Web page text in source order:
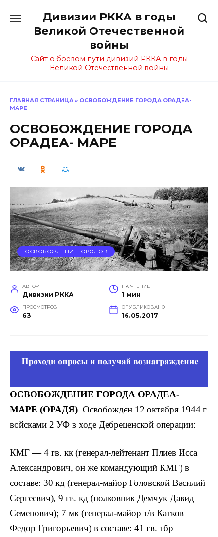
содержанию
Дивизии РККА в годы
Великой Отечественной
войны
Сайт о боевом пути дивизий РККА в годы
Великой Отечественной войны
ГЛАВНАЯ СТРАНИЦА » ОСВОБОЖДЕНИЕ ГОРОДА ОРАДЕА-
МАРЕ
ОСВОБОЖДЕНИЕ ГОРОДА
ОРАДЕА- МАРЕ
ОСВОБОЖДЕНИЕ ГОРОДОВ
АВТОР
Дивизии РККА
НА ЧТЕНИЕ
1 мин
ПРОСМОТРОВ
63
ОПУБЛИКОВАНО
16.05.2017
ОСВОБОЖДЕНИЕ ГОРОДА ОРАДЕА-
МАРЕ (ОРАДЯ). Освобожден 12 октября 1944 г.
войсками 2 УФ в ходе Дебреценской операции:
КМГ — 4 гв. кк (генерал-лейтенант Плиев Исса
Александрович, он же командующий КМГ) в
составе: 30 кд (генерал-майор Головской Василий
Сергеевич), 9 гв. кд (полковник Демчук Давид
Семенович); 7 мк (генерал-майор т/в Катков
Федор Григорьевич) в составе: 41 гв. тбр